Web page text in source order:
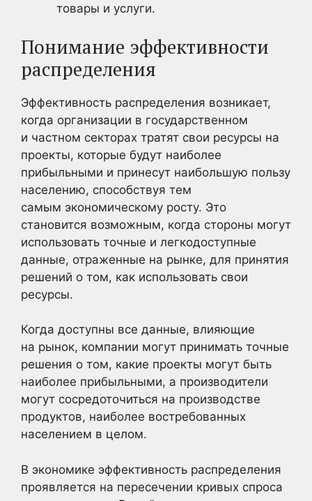
товары и услуги.
Понимание эффективности
распределения
Эффективность распределения возникает,
когда организации в государственном
и частном секторах тратят свои ресурсы на
проекты, которые будут наиболее
прибыльными и принесут наибольшую пользу
населению, способствуя тем
самым экономическому росту. Это
становится возможным, когда стороны могут
использовать точные и легкодоступные
данные, отраженные на рынке, для принятия
решений о том, как использовать свои
ресурсы.
Когда доступны все данные, влияющие
на рынок, компании могут принимать точные
решения о том, какие проекты могут быть
наиболее прибыльными, а производители
могут сосредоточиться на производстве
продуктов, наиболее востребованных
населением в целом.
В экономике эффективность распределения
проявляется на пересечении кривых спроса